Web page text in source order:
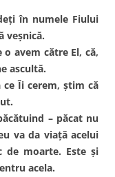
în numele Fiului
veşnică.
o avem către El, că,
ascultă.
ce Îi cerem, ştim că
– păcat nu
va da viaţă acelui
de moarte. Este şi
acela.